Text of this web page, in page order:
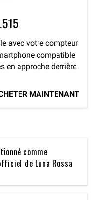
avec votre compteur
compatible
en approche derrière
MAINTENANT
comme
de Luna Rossa